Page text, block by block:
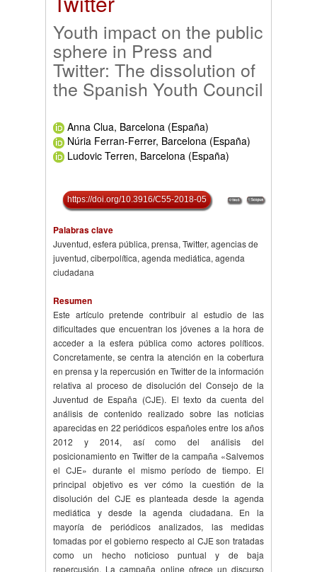
Youth impact on the public
sphere in Press and
Twitter: The dissolution of
the Spanish Youth Council
Anna Clua, Barcelona (España)
Núria Ferran-Ferrer, Barcelona (España)
Ludovic Terren, Barcelona (España)
https://doi.org/10.3916/C55-2018-05
Palabras clave
Juventud, esfera pública, prensa, Twitter, agencias de
juventud, ciberpolítica, agenda mediática, agenda
ciudadana
Resumen
Este artículo pretende contribuir al estudio de las
dificultades que encuentran los jóvenes a la hora de
acceder a la esfera pública como actores políticos.
Concretamente, se centra la atención en la cobertura
en prensa y la repercusión en Twitter de la información
relativa al proceso de disolución del Consejo de la
Juventud de España (CJE). El texto da cuenta del
análisis de contenido realizado sobre las noticias
aparecidas en 22 periódicos españoles entre los años
2012 y 2014, así como del análisis del
posicionamiento en Twitter de la campaña «Salvemos
el CJE» durante el mismo período de tiempo. El
principal objetivo es ver cómo la cuestión de la
disolución del CJE es planteada desde la agenda
mediática y desde la agenda ciudadana. En la
mayoría de periódicos analizados, las medidas
tomadas por el gobierno respecto al CJE son tratadas
como un hecho noticioso puntual y de baja
repercusión. La campaña online ofrece un discurso